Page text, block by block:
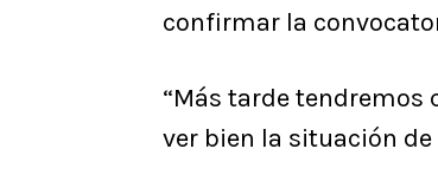
confirmar la
“Más tarde tendremos
ver bien la situación